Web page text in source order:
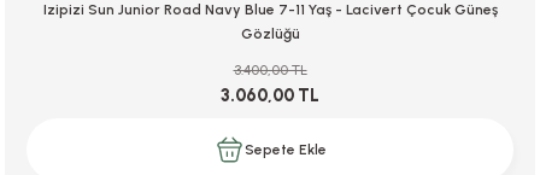
Izipizi Sun Junior Road Navy Blue 7-11 Yaş - Lacivert Çocuk Güneş
Gözlüğü
3.060,00 TL
3.400,00 TL
Sepete Ekle